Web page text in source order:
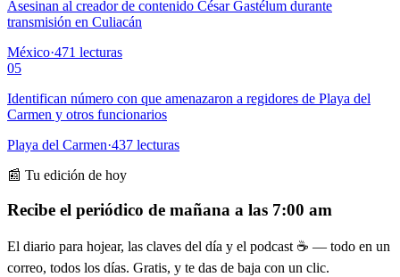
Asesinan al creador de contenido César Gastélum durante
transmisión en Culiacán
México·471 lecturas
05
Identifican número con que amenazaron a regidores de Playa del
Carmen y otros funcionarios
Playa del Carmen·437 lecturas
📰 Tu edición de hoy
Recibe el periódico de mañana a las 7:00 am
El diario para hojear, las claves del día y el podcast ☕ — todo en un
correo, todos los días. Gratis, y te das de baja con un clic.